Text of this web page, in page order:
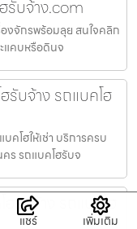
รับจ้าง.com
งจักรพร้อมลุย สนใจคลิก
แคบหรือดินจ
รับจ้าง รถแบคโฮ
คโฮให้เช่า บริการครบ
ร รถแบคโฮรับจ
รับจ้าง รถแบคโฮ
แชร์ เพิ่มเติม